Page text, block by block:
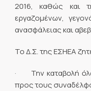
2016, καθώς και
εργαζομένων,
ανασφάλειας και
Το Δ.Σ. της ΕΣΗΕΑ
· Την καταβολή
προς τους